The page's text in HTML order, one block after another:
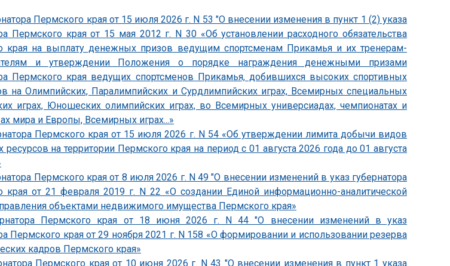
Пермского края от 15 июля 2026 г. N 53 "О внесении изменения в пункт 1 (2) указа
Пермского края от 15 мая 2012 г. N 30 «Об установлении расходного обязательства
края на выплату денежных призов ведущим спортсменам Прикамья и их тренерам-
и утверждении Положения о порядке награждения денежными призами
Пермского края ведущих спортсменов Прикамья, добившихся высоких спортивных
на Олимпийских, Паралимпийских и Сурдлимпийских играх, Всемирных специальных
играх, Юношеских олимпийских играх, во Всемирных универсиадах, чемпионатах и
мира и Европы, Всемирных играх...»
Пермского края от 15 июля 2026 г. N 54 «Об утверждении лимита добычи видов
ресурсов на территории Пермского края на период с 01 августа 2026 года до 01 августа
Пермского края от 8 июля 2026 г. N 49 "О внесении изменений в указ губернатора
края от 21 февраля 2019 г. N 22 «О создании Единой информационно-аналитической
объектами недвижимого имущества Пермского края»
Пермского края от 18 июня 2026 г. N 44 "О внесении изменений в указ
Пермского края от 29 ноября 2021 г. N 158 «О формировании и использовании резерва
кадров Пермского края»
Пермского края от 10 июня 2026 г. N 43 "О внесении изменения в пункт 1 указа